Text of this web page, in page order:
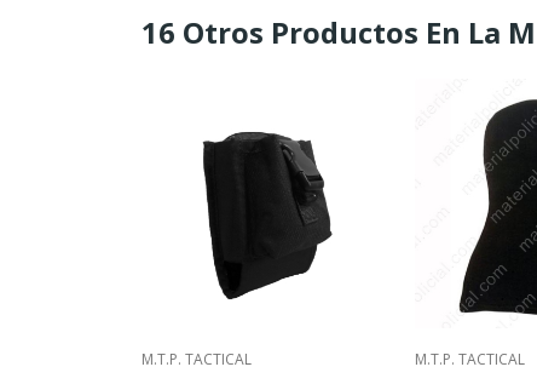
16 Otros Productos En La
M.T.P. TACTICAL M.T.P. TACTICAL